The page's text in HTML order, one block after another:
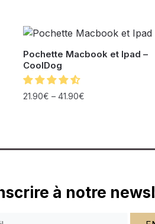
Pochette Macbook et Ipad –
CoolDog
21.90€ – 41.90€
à notre